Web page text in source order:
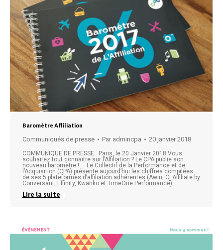
Baromètre Affiliation
Communiqués de presse Par admincpa 20 janvier 2018
COMMUNIQUE DE PRESSE Paris, le 20 Janvier 2018 Vous
souhaitez tout connaitre sur l’Affiliation ? Le CPA publie son
nouveau baromètre ! Le Collectif de la Performance et de
l’Acquisition (CPA) présente aujourd’hui les chiffres compilées
de ses 5 plateformes d’affiliation adhérentes (Awin, Cj Affiliate by
Conversant, Effinity, Kwanko et TimeOne Performance)…
Lire la suite